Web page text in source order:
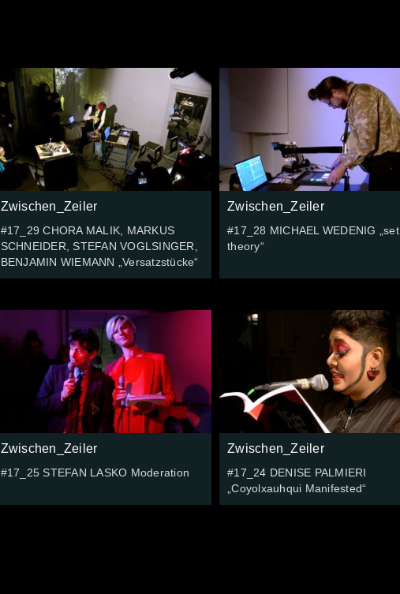
Zwischen_Zeiler
#17_29 CHORA MALIK, MARKUS
SCHNEIDER, STEFAN VOGLSINGER,
BENJAMIN WIEMANN „Versatzstücke“
Zwischen_Zeiler
#17_28 MICHAEL WEDENIG „set
theory“
Zwischen_Zeiler
#17_25 STEFAN LASKO Moderation
Zwischen_Zeiler
#17_24 DENISE PALMIERI
„Coyolxauhqui Manifested“